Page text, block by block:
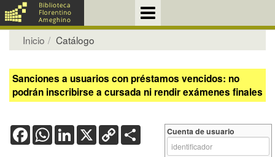
Inicio Catálogo
Sanciones a usuarios con préstamos vencidos: no
podrán inscribirse a cursada ni rendir exámenes finales
FacebookWhatsApp
LinkedIn
X Copy
Link
Cuenta de usuario